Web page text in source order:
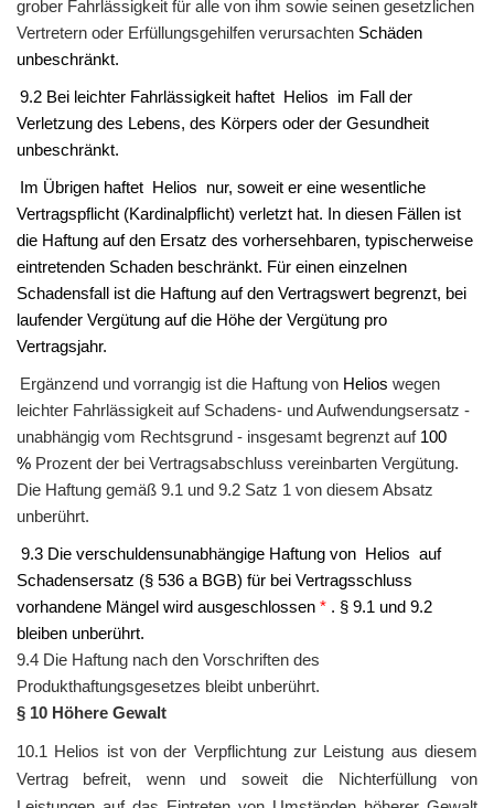
grober Fahrlässigkeit für alle von ihm sowie seinen gesetzlichen
Vertretern oder Erfüllungsgehilfen verursachten Schäden
unbeschränkt.
9.2 Bei leichter Fahrlässigkeit haftet Helios
im Fall der
Verletzung des Lebens, des Körpers oder der Gesundheit
unbeschränkt.
Im Übrigen haftet Helios
nur, soweit er eine wesentliche
Vertragspflicht (Kardinalpflicht) verletzt hat. In diesen Fällen ist
die Haftung auf den Ersatz des vorhersehbaren, typischerweise
eintretenden Schaden beschränkt. Für einen einzelnen
Schadensfall ist die Haftung auf den Vertragswert begrenzt, bei
laufender Vergütung auf die Höhe der Vergütung pro
Vertragsjahr.
Ergänzend und vorrangig ist die Haftung von Helios wegen
leichter Fahrlässigkeit auf Schadens- und Aufwendungsersatz -
unabhängig vom Rechtsgrund - insgesamt begrenzt auf 100
% Prozent der bei Vertragsabschluss vereinbarten Vergütung.
Die Haftung gemäß 9.1 und 9.2 Satz 1 von diesem Absatz
unberührt.
9.3 Die verschuldensunabhängige Haftung von Helios auf
Schadensersatz (§ 536 a BGB) für bei Vertragsschluss
vorhandene Mängel wird ausgeschlossen * . § 9.1 und 9.2
bleiben unberührt.
9.4 Die Haftung nach den Vorschriften des
Produkthaftungsgesetzes bleibt unberührt.
§ 10 Höhere Gewalt
10.1 Helios ist von der Verpflichtung zur Leistung aus diesem
Vertrag befreit, wenn und soweit die Nichterfüllung von